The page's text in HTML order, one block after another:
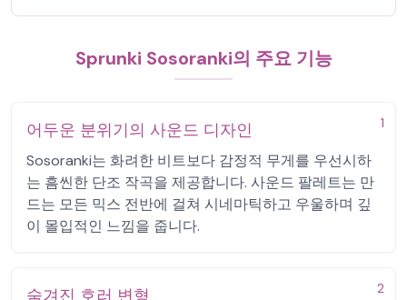
Sprunki Sosoranki의 주요 기능
1
어두운 분위기의 사운드 디자인
Sosoranki는 화려한 비트보다 감정적 무게를 우선시하
는 흠씬한 단조 작곡을 제공합니다. 사운드 팔레트는 만
드는 모든 믹스 전반에 걸쳐 시네마틱하고 우울하며 깊
이 몰입적인 느낌을 줍니다.
2
숨겨진 호러 변형